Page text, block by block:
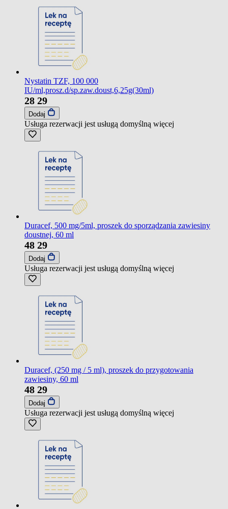
Nystatin TZF, 100 000
IU/ml,prosz.d/sp.zaw.doust,6,25g(30ml)
28 29
Dodaj
Usługa rezerwacji jest usługą domyślną więcej
Duracef, 500 mg/5ml, proszek do sporządzania zawiesiny
doustnej, 60 ml
48 29
Dodaj
Usługa rezerwacji jest usługą domyślną więcej
Duracef, (250 mg / 5 ml), proszek do przygotowania
zawiesiny, 60 ml
48 29
Dodaj
Usługa rezerwacji jest usługą domyślną więcej